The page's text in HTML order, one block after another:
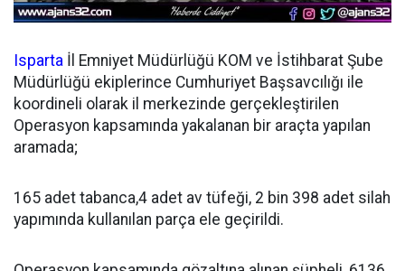
Isparta İl Emniyet Müdürlüğü KOM ve İstihbarat Şube
Müdürlüğü ekiplerince Cumhuriyet Başsavcılığı ile
koordineli olarak il merkezinde gerçekleştirilen
Operasyon kapsamında yakalanan bir araçta yapılan
aramada;
165 adet tabanca,4 adet av tüfeği, 2 bin 398 adet silah
yapımında kullanılan parça ele geçirildi.